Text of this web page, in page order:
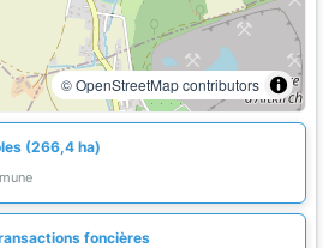
© OpenStreetMap contributors
(266,4 ha)
foncières